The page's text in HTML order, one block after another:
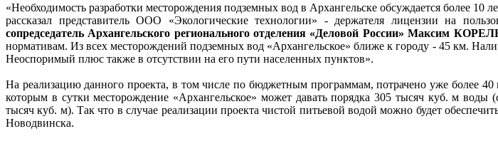
«Необходимость разработки месторождения подземных вод в Архангельске обсуждается более
рассказал представитель ООО «Экологические технологии» - держателя лицензии на
сопредседатель Архангельского регионального отделения «Деловой России» Максим
нормативам. Из всех месторождений подземных вод «Архангельское» ближе к городу - 45 км.
Неоспоримый плюс также в отсутствии на его пути населенных пунктов».
На реализацию данного проекта, в том числе по бюджетным программам, потрачено уже более
которым в сутки месторождение «Архангельское» может давать порядка 305 тысяч куб. м воды
тысяч куб. м). Так что в случае реализации проекта чистой питьевой водой можно будет
Новодвинска.